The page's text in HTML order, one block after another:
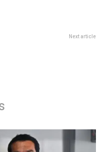
Next article